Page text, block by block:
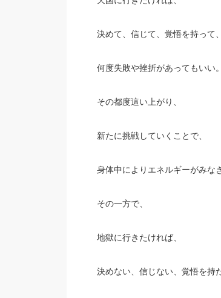
決めて、信じて、覚悟を持って
何度失敗や挫折があってもいい。
その都度這い上がり、
新たに挑戦していくことで、
身体中によりエネルギーがみな
その一方で、
地獄に行きたければ、
決めない、信じない、覚悟を持